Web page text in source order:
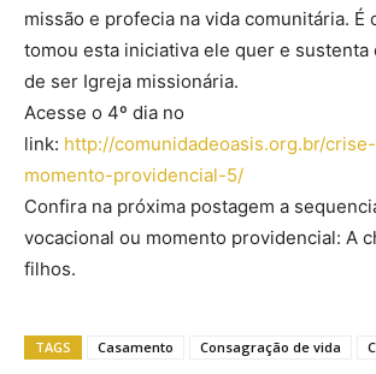
missão e profecia na vida comunitária. É
tomou esta iniciativa ele quer e sustenta
de ser Igreja missionária.
Acesse o 4º dia no
link: http://comunidadeoasis.org.br/
momento-providencial-5/
Confira na próxima postagem a
vocacional ou momento providencial: A
filhos.
TAGS Casamento Consagração de vida